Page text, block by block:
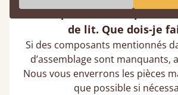
Il manque certaines pièces
de lit. Que dois-je
Si des composants mentionnés
d’assemblage sont manquants,
Nous vous enverrons les pièces
que possible si